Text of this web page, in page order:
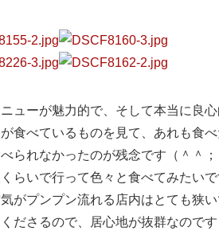
ューが魅力的で、そして本当に良
食べているものを見て、あれも食
られなかったのが残念です（＾＾；
らいで行って色々と食べてみたいで
がプンプン流れる店内はとても狭
ださるので、居心地が抜群なのです